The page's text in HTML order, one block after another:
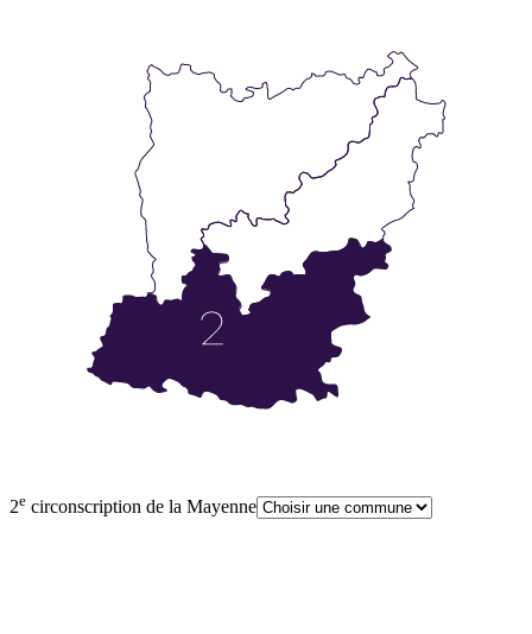
2e circonscription de la Mayenne